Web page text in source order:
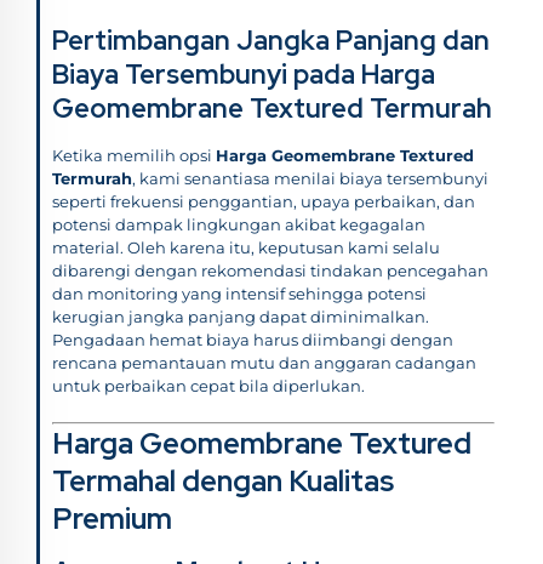
Pertimbangan Jangka Panjang dan
Biaya Tersembunyi pada Harga
Geomembrane Textured Termurah
Ketika memilih opsi Harga Geomembrane Textured
Termurah, kami senantiasa menilai biaya tersembunyi
seperti frekuensi penggantian, upaya perbaikan, dan
potensi dampak lingkungan akibat kegagalan
material. Oleh karena itu, keputusan kami selalu
dibarengi dengan rekomendasi tindakan pencegahan
dan monitoring yang intensif sehingga potensi
kerugian jangka panjang dapat diminimalkan.
Pengadaan hemat biaya harus diimbangi dengan
rencana pemantauan mutu dan anggaran cadangan
untuk perbaikan cepat bila diperlukan.
Harga Geomembrane Textured
Termahal dengan Kualitas
Premium